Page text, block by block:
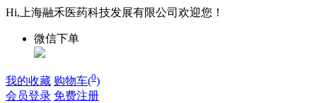
Hi,上海融禾医药科技发展有限公司欢迎您！
微信下单
我的收藏 购物车(0)
会员登录 免费注册